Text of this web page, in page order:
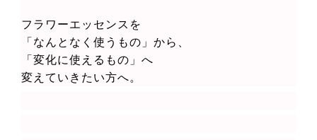
フラワーエッセンスを
「なんとなく使うもの」から、
「変化に使えるもの」へ
変えていきたい方へ。